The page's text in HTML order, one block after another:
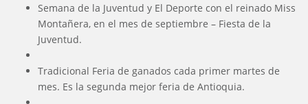
Semana de la Juventud y El Deporte con el reinado Miss
Montañera, en el mes de septiembre – Fiesta de la
Juventud.
Tradicional Feria de ganados cada primer martes de
mes. Es la segunda mejor feria de Antioquia.